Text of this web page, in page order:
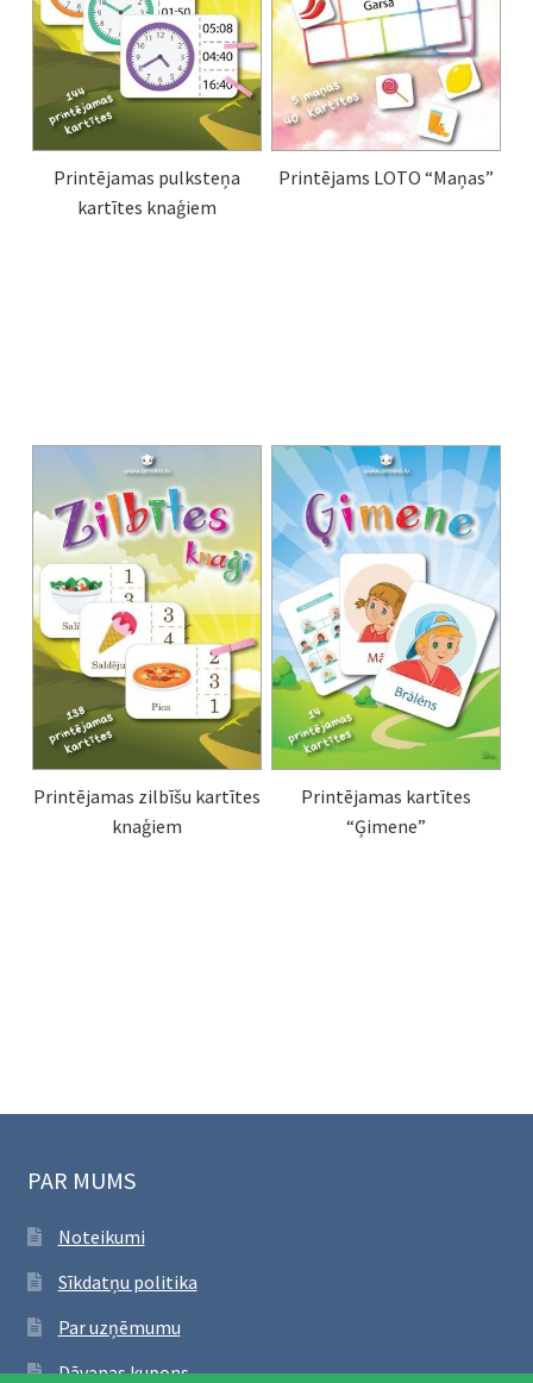
Printējamas pulksteņa
kartītes knaģiem
Printējams LOTO “Maņas”
Printējamas zilbīšu kartītes
knaģiem
Printējamas kartītes
“Ģimene”
PAR MUMS
Noteikumi
Sīkdatņu politika
Par uzņēmumu
Dāvanas kupons